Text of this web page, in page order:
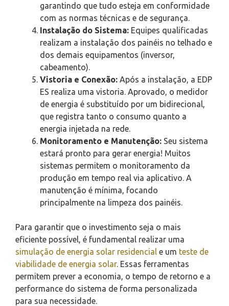
garantindo que tudo esteja em conformidade
com as normas técnicas e de segurança.
Instalação do Sistema: Equipes qualificadas
realizam a instalação dos painéis no telhado e
dos demais equipamentos (inversor,
cabeamento).
Vistoria e Conexão: Após a instalação, a EDP
ES realiza uma vistoria. Aprovado, o medidor
de energia é substituído por um bidirecional,
que registra tanto o consumo quanto a
energia injetada na rede.
Monitoramento e Manutenção: Seu sistema
estará pronto para gerar energia! Muitos
sistemas permitem o monitoramento da
produção em tempo real via aplicativo. A
manutenção é mínima, focando
principalmente na limpeza dos painéis.
Para garantir que o investimento seja o mais
eficiente possível, é fundamental realizar uma
simulação de energia solar residencial e um teste de
viabilidade de energia solar. Essas ferramentas
permitem prever a economia, o tempo de retorno e a
performance do sistema de forma personalizada
para sua necessidade.